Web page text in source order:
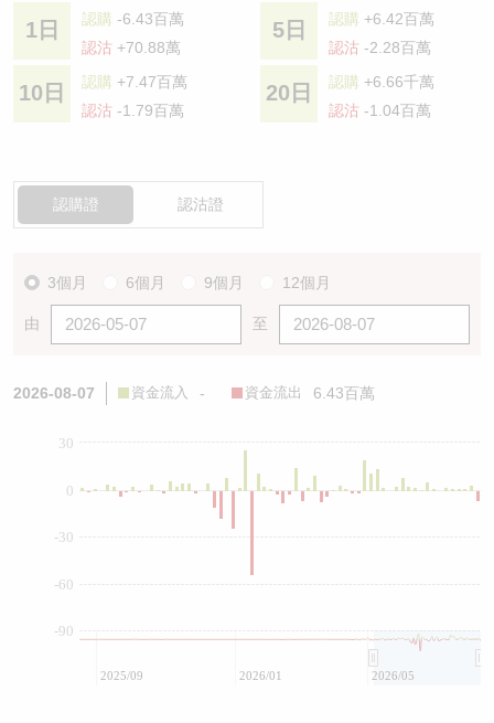
1日 認購 -6.43百萬
認沽 +70.88萬
5日 認購 +6.42百萬
認沽 -2.28百萬
10日 認購 +7.47百萬
認沽 -1.79百萬
20日 認購 +6.66千萬
認沽 -1.04百萬
認購證 認沽證
3個月 6個月 9個月 12個月
由 至
2026-08-07 資金流入 - 資金流出 6.43百萬
0
-90
-60
-30
30
2025/09 2026/01 2026/05